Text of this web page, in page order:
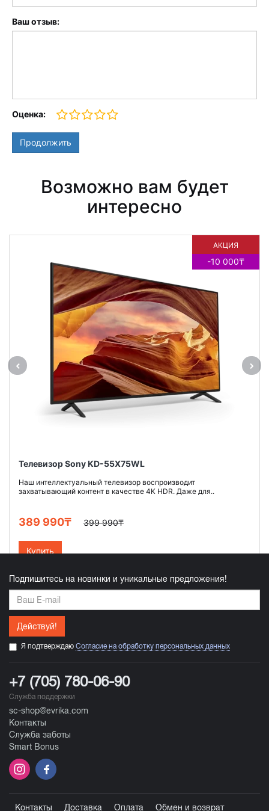
Ваш отзыв:
Оценка:
Продолжить
Возможно вам будет
интересно
АКЦИЯ
-10 000₸
Телевизор Sony KD-55X75WL
Наш интеллектуальный телевизор воспроизводит
захватывающий контент в качестве 4K HDR. Даже для..
389 990₸ 399 990₸
Купить
Подпишитесь на новинки и уникальные предложения!
Действуй!
Я подтверждаю Согласие на обработку персональных данных
+7 (705) 780-06-90
Служба поддержки
sc-shop@evrika.com
Контакты
Служба заботы
Smart Bonus
Контакты Доставка Оплата Обмен и возврат